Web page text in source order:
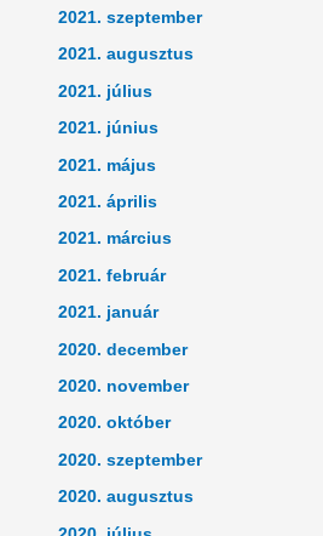
2021. szeptember
2021. augusztus
2021. július
2021. június
2021. május
2021. április
2021. március
2021. február
2021. január
2020. december
2020. november
2020. október
2020. szeptember
2020. augusztus